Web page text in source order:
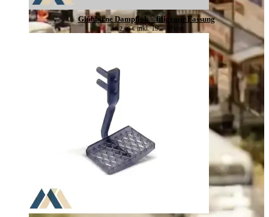
Glühbirne Dampflok – filigrane Fassung
Ab 2,00€ inkl. 19% Mwst